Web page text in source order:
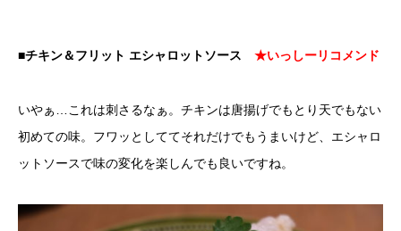
■チキン＆フリット エシャロットソース ★いっしーリコメンド
いやぁ…これは刺さるなぁ。チキンは唐揚げでもとり天でもない
初めての味。フワッとしててそれだけでもうまいけど、エシャロ
ットソースで味の変化を楽しんでも良いですね。